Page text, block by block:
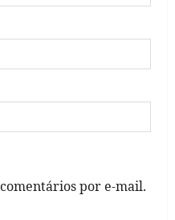
por e-mail.